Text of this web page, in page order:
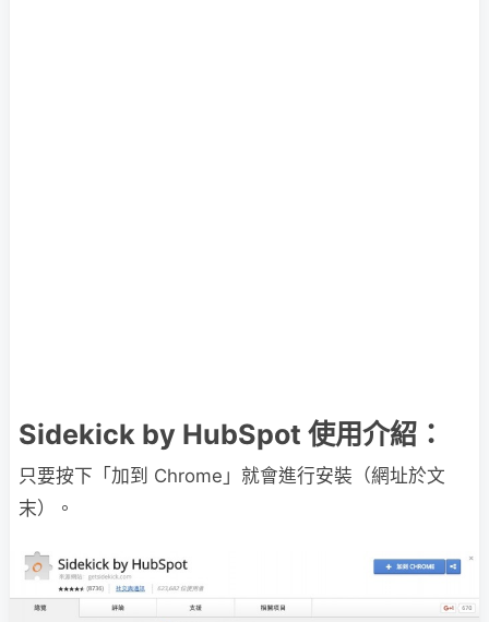
Sidekick by HubSpot 使用介紹：
只要按下「加到 Chrome」就會進行安裝（網址於文
末）。